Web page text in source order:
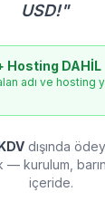
USD!"
Hosting DAHİL
adı ve hosting
dışında
kurulum,
içeride.